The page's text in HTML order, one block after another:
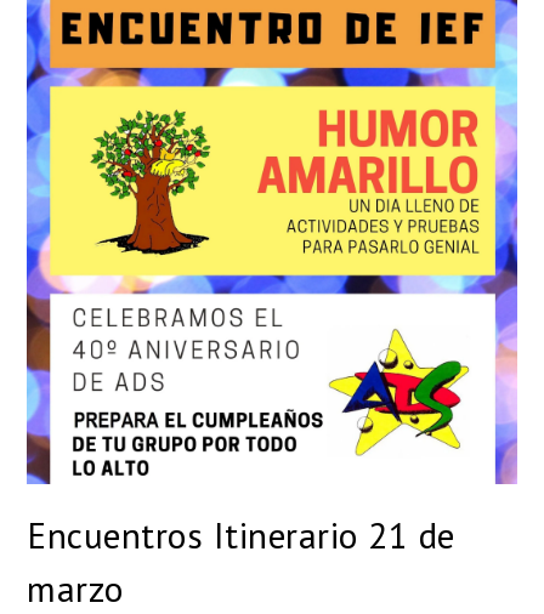
Encuentros Itinerario 21 de
marzo